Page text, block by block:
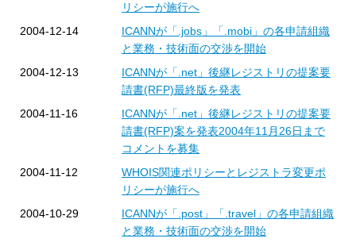
リシーが施行へ
2004-12-14
ICANNが「.jobs」「.mobi」の各申請組織
と業務・技術面の交渉を開始
2004-12-13
ICANNが「.net」後継レジストリの提案要
請書(RFP)最終版を発表
2004-11-16
ICANNが「.net」後継レジストリの提案要
請書(RFP)案を発表2004年11月26日まで
コメントを募集
2004-11-12
WHOIS関連ポリシーとレジストラ変更ポ
リシーが施行へ
2004-10-29
ICANNが「.post」「.travel」の各申請組織
と業務・技術面の交渉を開始